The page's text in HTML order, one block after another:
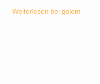
Weiterlesen bei golem